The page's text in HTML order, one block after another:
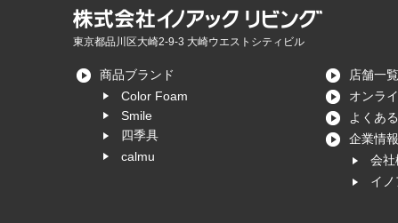
東京都品川区大崎2-9-3 大崎ウエストシティビル
商品ブランド
Color Foam
Smile
四季具
calmu
店舗一覧
オンラ
よくあ
企業情報
会社
イ